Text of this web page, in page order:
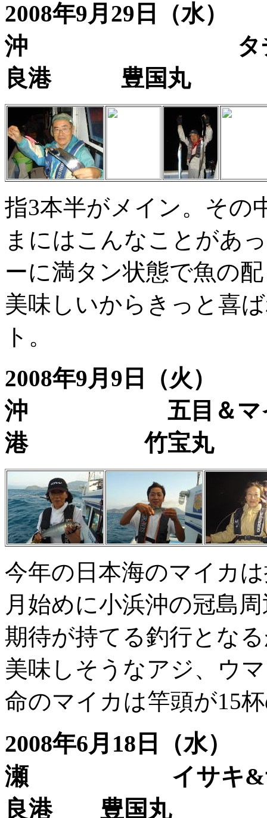
2008年9月29日
沖 タチ
良港 豊国丸
指3本半がメイン。その
まにはこんなことがあ
ーに満タン状態で魚の
美味しいからきっと喜
ト。
2008年9月9日（
沖 五目＆マ
港 竹宝丸
今年の日本海のマイカ
月始めに小浜沖の冠島
期待が持てる釣行とな
美味しそうなアジ、ウ
命のマイカは竿頭が15
2008年6月18日
瀬 イサキ
良港 豊国丸